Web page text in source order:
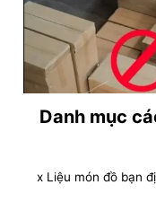
Danh mục
x Liệu món đồ bạn